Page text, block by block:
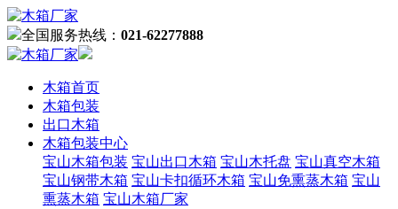
全国服务热线： 021-62277888
木箱首页
木箱包装
出口木箱
木箱包装中心
宝山木箱包装 宝山出口木箱 宝山木托盘 宝山真空木箱
宝山钢带木箱 宝山卡扣循环木箱 宝山免熏蒸木箱 宝山
熏蒸木箱 宝山木箱厂家